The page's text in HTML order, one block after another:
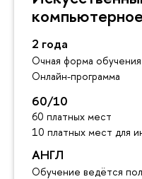
2 года
Очная форма обучения
Онлайн-программа
60/10
60 платных мест
10 платных мест для
АНГЛ
Обучение ведётся